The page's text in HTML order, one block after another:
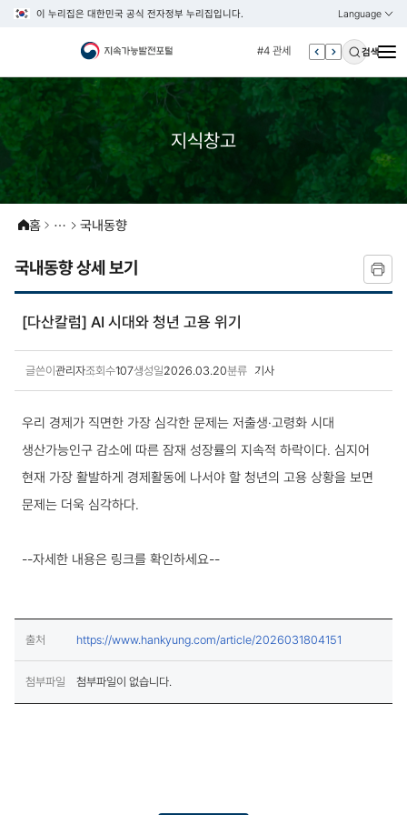
이 누리집은 대한민국 공식 전자정부 누리집입니다. Language
열기
KOREAN
ENGLISH
#6 빈곤
#7 un
#1 경제
#3 vnr
검색
지식창고
홈 국내동향
국내동향 상세 보기
[다산칼럼] AI 시대와 청년 고용 위기
글쓴이관리자조회수107생성일2026.03.20분류 기사
우리 경제가 직면한 가장 심각한 문제는 저출생·고령화 시대
생산가능인구 감소에 따른 잠재 성장률의 지속적 하락이다. 심지어
현재 가장 활발하게 경제활동에 나서야 할 청년의 고용 상황을 보면
문제는 더욱 심각하다.
--자세한 내용은 링크를 확인하세요--
출처 https://www.hankyung.com/article/2026031804151
첨부파일 첨부파일이 없습니다.